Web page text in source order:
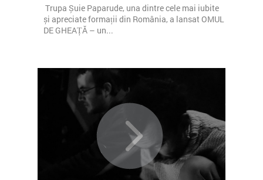
Trupa Șuie Paparude, una dintre cele mai iubite
și apreciate formații din România, a lansat OMUL
DE GHEAȚĂ – un...